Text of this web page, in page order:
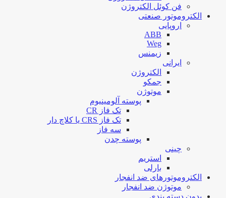
فن کوئل الکتروژن
الکتروموتور صنعتی
اروپایی
ABB
Weg
زیمنس
ایرانی
الکتروژن
جمکو
موتوژن
پوسته آلومینیوم
تک فاز CR
تک فاز CRS یا کلاچ دار
سه فاز
پوسته چدن
چینی
استریم
بارلی
الکتروموتورهای ضد انفجار
موتوژن ضد انفجار
بدون دسته بندی